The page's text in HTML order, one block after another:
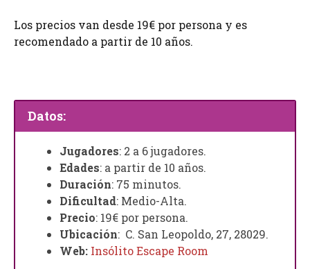
Los precios van desde 19€ por persona y es
recomendado a partir de 10 años.
Datos:
Jugadores: 2 a 6 jugadores.
Edades: a partir de 10 años.
Duración: 75 minutos.
Dificultad: Medio-Alta.
Precio: 19€ por persona.
Ubicación: C. San Leopoldo, 27, 28029.
Web: Insólito Escape Room